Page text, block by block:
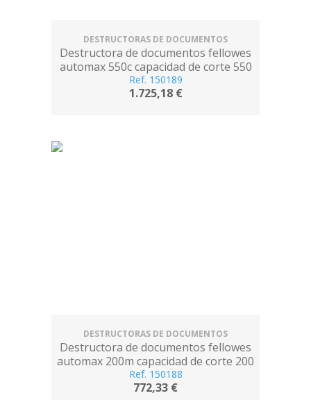
DESTRUCTORAS DE DOCUMENTOS
Destructora de documentos fellowes
automax 550c capacidad de corte 550
hojas particulas destruye tarjeta cd
Ref. 150189
1.725,18 €
DESTRUCTORAS DE DOCUMENTOS
Destructora de documentos fellowes
automax 200m capacidad de corte 200
hojas particulas destruye grapas
Ref. 150188
772,33 €